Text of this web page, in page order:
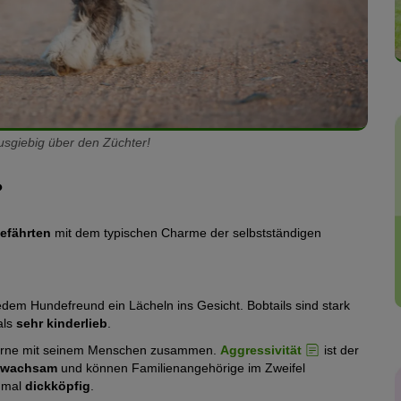
über den Züchter!
mit dem typischen Charme der selbstständigen
Hundefreund ein Lächeln ins Gesicht. Bobtails sind stark
sehr kinderlieb
mit seinem Menschen zusammen. Aggressivität
ist der
wachsam und können Familienangehörige im Zweifel
dickköpfig